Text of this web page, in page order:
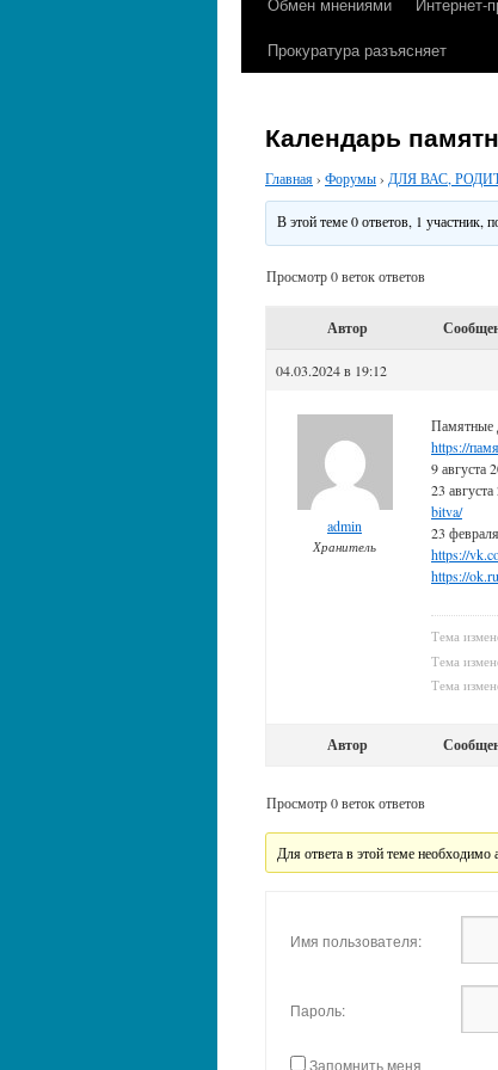
Прокуратура разъясняет
Календарь
Главная› Форумы› ДЛЯ ВАС,
В этой теме 0 ответов, 1 участник,
Просмотр 0 веток ответов
Автор
04.03.2024 в 19:12
admin
Хранитель
Памятные
https://
9 августа
23
bitva/
23
https://
https://
Тема
Тема
Тема
Автор
Просмотр 0 веток ответов
Для ответа в этой теме необходимо
Имя пользователя:
Пароль:
Запомнить меня